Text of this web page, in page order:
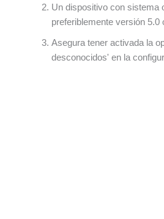
Un dispositivo con sistema
preferiblemente versión 5.0
Asegura tener activada la
desconocidos' en la